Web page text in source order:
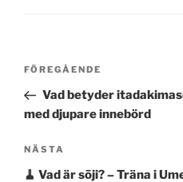
Inläggsnavigering
Föregående
inlägg
FÖREGÅENDE
Vad betyder
med djupare innebörd
Nästa
inlägg
NÄSTA
🧹 Vad är sōji? – Träna i